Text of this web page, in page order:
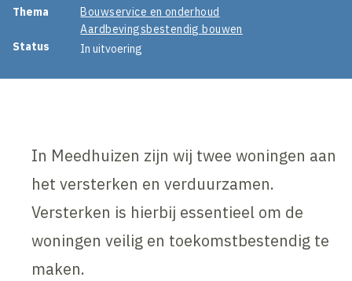
Thema
Bouwservice en onderhoud
Aardbevingsbestendig bouwen
Status
In uitvoering
In Meedhuizen zijn wij twee woningen aan
het versterken en verduurzamen.
Versterken is hierbij essentieel om de
woningen veilig en toekomstbestendig te
maken.